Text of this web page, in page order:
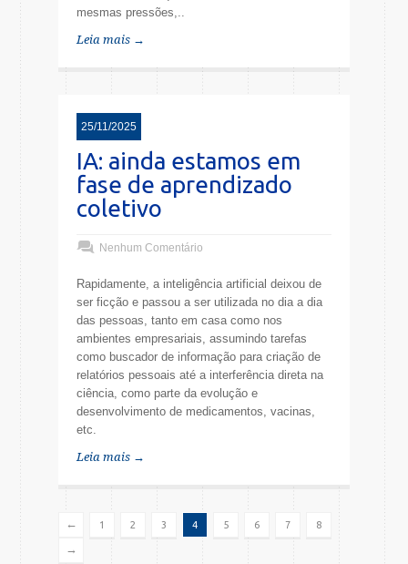
mesmas pressões,..
Leia mais →
25/11/2025
IA: ainda estamos em
fase de aprendizado
coletivo
Nenhum Comentário
Rapidamente, a inteligência artificial deixou de
ser ficção e passou a ser utilizada no dia a dia
das pessoas, tanto em casa como nos
ambientes empresariais, assumindo tarefas
como buscador de informação para criação de
relatórios pessoais até a interferência direta na
ciência, como parte da evolução e
desenvolvimento de medicamentos, vacinas,
etc.
Leia mais →
← 1 2 3 4 5 6 7 8
→